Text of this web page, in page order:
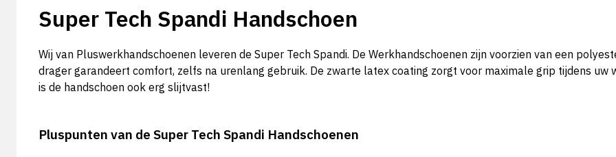
Super Tech Spandi Handschoen
Wij van Pluswerkhandschoenen leveren de Super Tech Spandi. De Werkhandschoenen zijn voorzien van een
drager garandeert comfort, zelfs na urenlang gebruik. De zwarte latex coating zorgt voor maximale grip tijdens
is de handschoen ook erg slijtvast!
Pluspunten van de Super Tech Spandi Handschoenen